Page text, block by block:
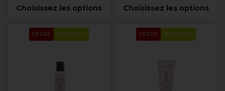
Choisissez les options Choisissez les options
OFFRE NOUVEAU OFFRE NOUVEAU